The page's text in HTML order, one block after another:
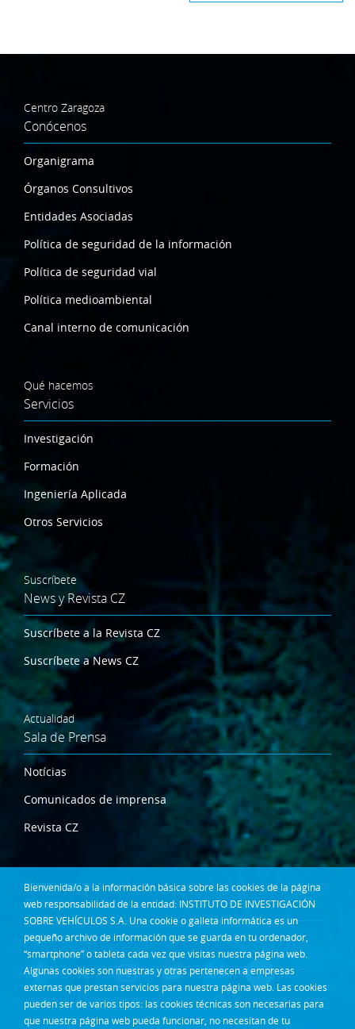
Bienvenida/o a la información básica sobre las cookies de la página
web responsabilidad de la entidad: INSTITUTO DE INVESTIGACIÓN
SOBRE VEHÍCULOS S.A. Una cookie o galleta informática es un
pequeño archivo de información que se guarda en tu ordenador,
“smartphone” o tableta cada vez que visitas nuestra página web.
Algunas cookies son nuestras y otras pertenecen a empresas
externas que prestan servicios para nuestra página web. Las cookies
pueden ser de varios tipos: las cookies técnicas son necesarias para
que nuestra página web pueda funcionar, no necesitan de tu
Centro Zaragoza
Conócenos
Organigrama
Órganos Consultivos
Entidades Asociadas
Política de seguridad de la información
Política de seguridad vial
Política medioambiental
Canal interno de comunicación
Qué hacemos
Servicios
Investigación
Formación
Ingeniería Aplicada
Otros Servicios
Suscríbete
News y Revista CZ
Suscríbete a la Revista CZ
Suscríbete a News CZ
Actualidad
Sala de Prensa
Notícias
Comunicados de imprensa
Revista CZ
Dónde estamos
Contacta
Síguenos en: